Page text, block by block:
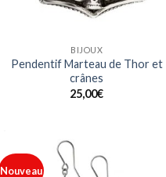
BIJOUX
Pendentif Marteau de Thor et
crânes
25,00€
Nouveau